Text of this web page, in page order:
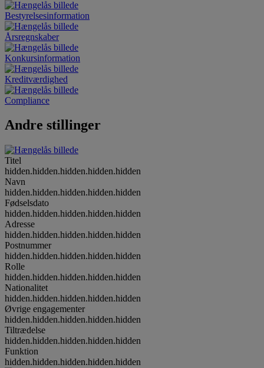
Bestyrelsesinformation
Årsregnskaber
Konkursinformation
Kreditværdighed
Compliance
Andre stillinger
Titel
hidden.hidden.hidden.hidden.hidden
Navn
hidden.hidden.hidden.hidden.hidden
Fødselsdato
hidden.hidden.hidden.hidden.hidden
Adresse
hidden.hidden.hidden.hidden.hidden
Postnummer
hidden.hidden.hidden.hidden.hidden
Rolle
hidden.hidden.hidden.hidden.hidden
Nationalitet
hidden.hidden.hidden.hidden.hidden
Øvrige engagementer
hidden.hidden.hidden.hidden.hidden
Tiltrædelse
hidden.hidden.hidden.hidden.hidden
Funktion
hidden.hidden.hidden.hidden.hidden